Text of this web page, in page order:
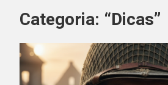
Categoria: “Dicas”